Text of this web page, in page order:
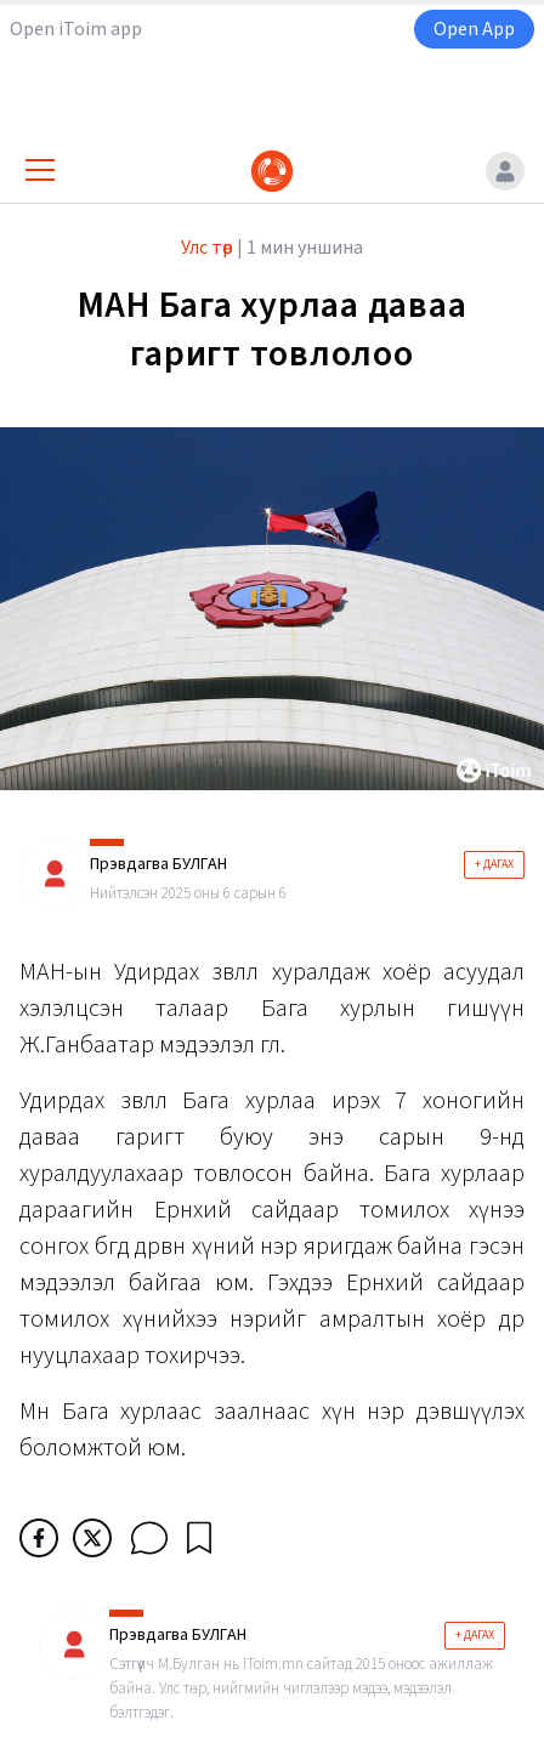
Open iToim app Open App
Улс төр | 1 мин уншина
МАН Бага хурлаа даваа
гаригт товлолоо
Пүрэвдагва БУЛГАН + ДАГАХ
Нийтэлсэн 2025 оны 6 сарын 6
МАН-ын Удирдах зөвлөл хуралдаж хоёр асуудал
хэлэлцсэн талаар Бага хурлын гишүүн
Ж.Ганбаатар мэдээлэл өглөө.
Удирдах зөвлөл Бага хурлаа ирэх 7 хоногийн
даваа гаригт буюу энэ сарын 9-нд
хуралдуулахаар товлосон байна. Бага хурлаар
дараагийн Ерөнхий сайдаар томилох хүнээ
сонгох бөгөөд дөрвөн хүний нэр яригдаж байна гэсэн
мэдээлэл байгаа юм. Гэхдээ Ерөнхий сайдаар
томилох хүнийхээ нэрийг амралтын хоёр өдөр
нууцлахаар тохирчээ.
Мөн Бага хурлаас заалнаас хүн нэр дэвшүүлэх
боломжтой юм.
Пүрэвдагва БУЛГАН + ДАГАХ
Сэтгүүлч М.Булган нь iToim.mn сайтад 2015 оноос ажиллаж
байна. Улс төр, нийгмийн чиглэлээр мэдээ, мэдээлэл
бэлтгэдэг.